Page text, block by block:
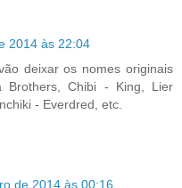
2014 às 22:04
deixar os nomes originais
Brothers, Chibi - King, Lier
- Everdred, etc.
de 2014 às 00:16